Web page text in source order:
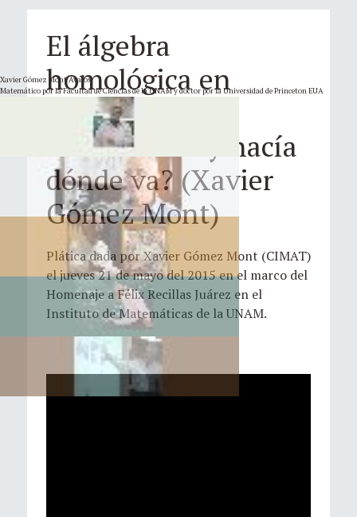
Xavier Gómez Mont Ávalos
Matemático por la Facultad de Ciencias de la UNAM y doctor por la Universidad de Princeton EUA
El álgebra
homológica en
geometría, ¿De
dónde viene y hacía
dónde va? (Xavier
Gómez Mont)
Plática dada por Xavier Gómez Mont (CIMAT)
el jueves 21 de mayo del 2015 en el marco del
Homenaje a Félix Recillas Juárez en el
Instituto de Matemáticas de la UNAM.